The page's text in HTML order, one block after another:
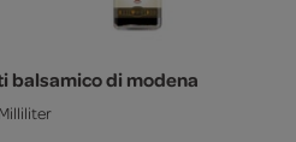
balsamico di modena